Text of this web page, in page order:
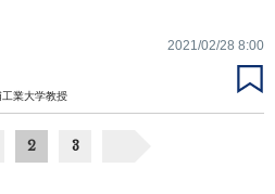
2021/02/28 8:00
業大学教授
2 3